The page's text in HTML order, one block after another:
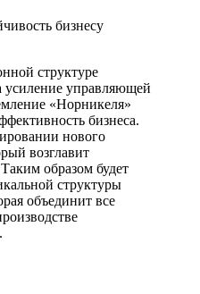
структуре
управляющей
«Норникеля»
бизнеса.
нового
возглавит
образом будет
структуры
объединит все